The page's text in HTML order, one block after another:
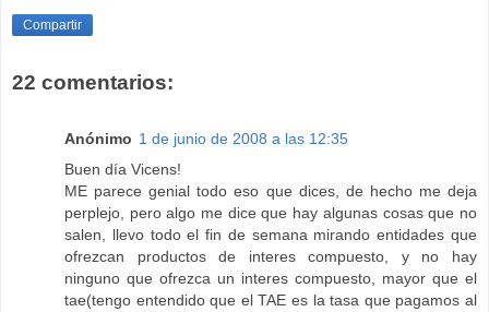
Compartir
22 comentarios:
Anónimo 1 de junio de 2008 a las 12:35
Buen día Vicens!
ME parece genial todo eso que dices, de hecho me deja
perplejo, pero algo me dice que hay algunas cosas que no
salen, llevo todo el fin de semana mirando entidades que
ofrezcan productos de interes compuesto, y no hay
ninguno que ofrezca un interes compuesto, mayor que el
tae(tengo entendido que el TAE es la tasa que pagamos al